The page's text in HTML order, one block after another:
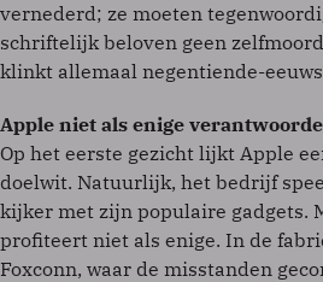
vernederd; ze moeten
schriftelijk beloven geen
klinkt allemaal negentiende-
Apple niet als enige
Op het eerste gezicht lijkt Apple
doelwit. Natuurlijk, het bedrijf
kijker met zijn populaire gadgets.
profiteert niet als enige. In de
Foxconn, waar de misstanden